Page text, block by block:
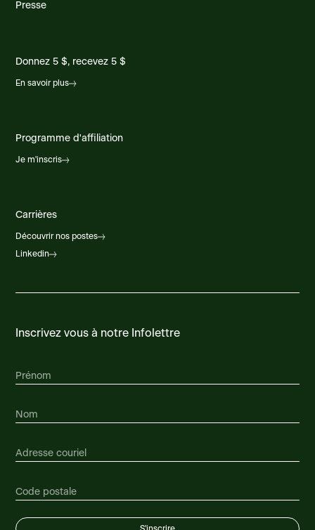
Presse
Donnez 5 $, recevez 5 $
En savoir plus
Programme d'affiliation
Je m'inscris
Carrières
Découvrir nos postes
Linkedin
Inscrivez vous à notre Infolettre